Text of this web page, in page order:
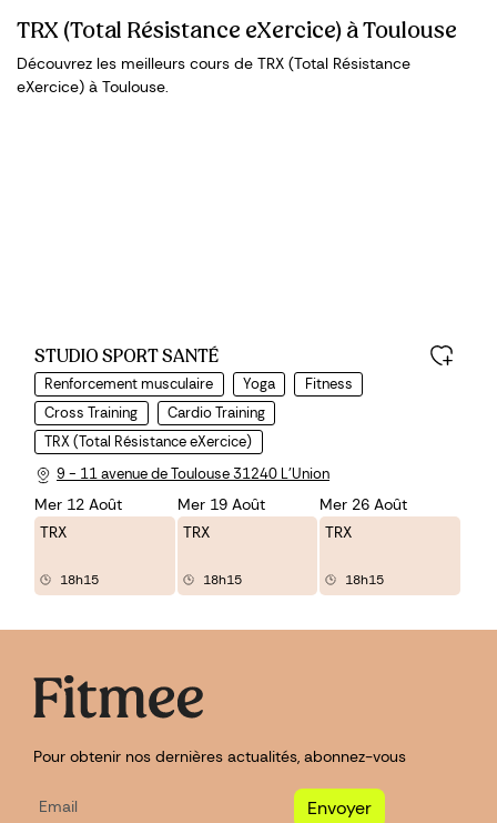
TRX (Total Résistance eXercice) à Toulouse
Découvrez les meilleurs cours de TRX (Total Résistance
eXercice) à Toulouse.
STUDIO SPORT SANTÉ
Renforcement musculaire Yoga
Fitness
Cross Training
Cardio Training
TRX (Total Résistance eXercice)
9 - 11 avenue de Toulouse 31240 L'Union
Mer 12 Août
TRX
18h15
Mer 19 Août
TRX
18h15
Mer 26 Août
TRX
18h15
Pour obtenir nos dernières actualités, abonnez-vous
Envoyer